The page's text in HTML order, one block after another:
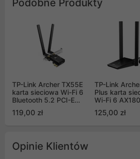
Podobne Produkty
TP-Link Archer TX55E
karta sieciowa Wi-Fi 6
Bluetooth 5.2 PCI-E
119,00 zł
TP-Link
Plus karta
Wi-Fi 6
125,00 zł
Opinie Klientów